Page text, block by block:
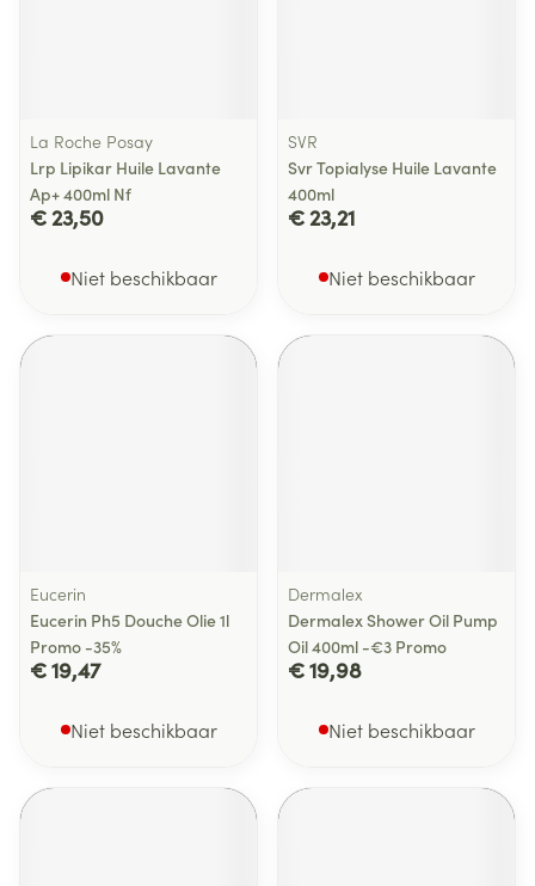
La Roche Posay
Lrp Lipikar Huile Lavante
Ap+ 400ml Nf
€ 23,50
Niet beschikbaar
SVR
Svr Topialyse Huile Lavante
400ml
€ 23,21
Niet beschikbaar
Eucerin
Eucerin Ph5 Douche Olie 1l
Promo -35%
€ 19,47
Niet beschikbaar
Dermalex
Dermalex Shower Oil Pump
Oil 400ml -€3 Promo
€ 19,98
Niet beschikbaar